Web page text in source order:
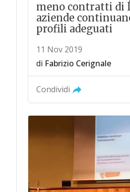
meno contratti di
aziende
profili adeguati
11 Nov 2019
di Fabrizio Cerignale
Condividi